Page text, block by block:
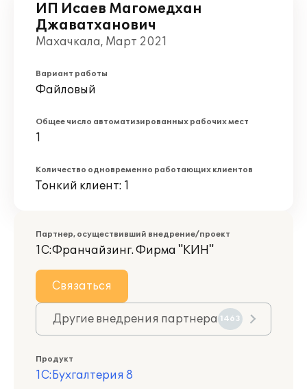
ИП Исаев Магомедхан
Джаватханович
Махачкала, Март 2021
Вариант работы
Файловый
Общее число автоматизированных рабочих мест
1
Количество одновременно работающих клиентов
Тонкий клиент: 1
Партнер, осуществивший внедрение/проект
1С:Франчайзинг. Фирма "КИН"
Связаться
Другие внедрения партнера 1463
Продукт
1С:Бухгалтерия 8